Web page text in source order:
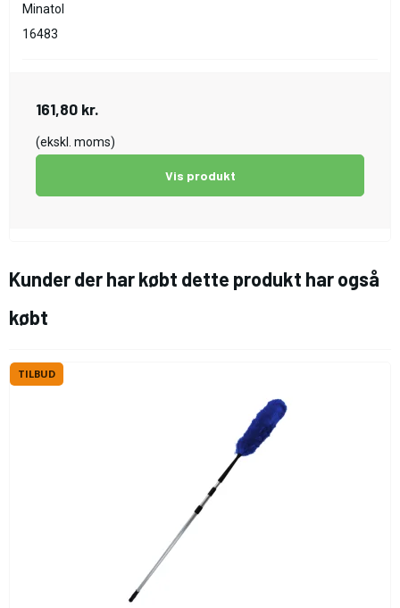
Minatol
16483
161,80 kr.
(ekskl. moms)
Vis produkt
Kunder der har købt dette produkt har også
købt
TILBUD